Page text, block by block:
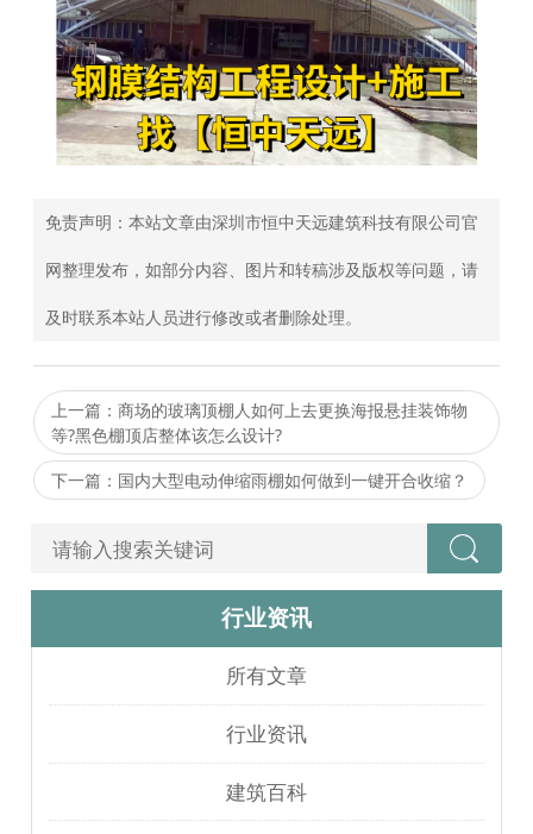
免责声明：本站文章由深圳市恒中天远建筑科技有限公司官
网整理发布，如部分内容、图片和转稿涉及版权等问题，请
及时联系本站人员进行修改或者删除处理。
上一篇：商场的玻璃顶棚人如何上去更换海报悬挂装饰物
等?黑色棚顶店整体该怎么设计?
下一篇：国内大型电动伸缩雨棚如何做到一键开合收缩？
行业资讯
所有文章
行业资讯
建筑百科